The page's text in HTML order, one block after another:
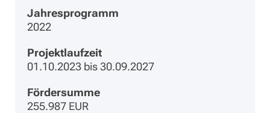
Jahresprogramm
2022
Projektlaufzeit
01.10.2023 bis 30.09.2027
Fördersumme
255.987 EUR